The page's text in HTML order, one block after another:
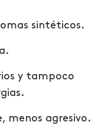
sintéticos.
y tampoco
menos agresivo.